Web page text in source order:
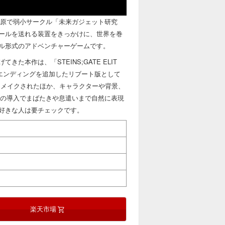
で弱小サークル「未来ガジェット研究
ルを送れる装置をきっかけに、世界を巻
式のアドベンチャーゲームです。
てきた本作は、「STEINS;GATE ELIT
ディングを追加したリブート版として
クされたほか、キャラクターや背景、
導入でまばたきや息遣いまで自然に表現
な人は要チェックです。
楽天市場